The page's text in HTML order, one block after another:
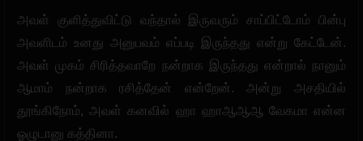
அவள் குளித்துவிட்டு வந்தால் இருவரும் சாப்பிட்டோம் பின்பு
அவளிடம் உனது அனுபவம் எப்படி இருந்தது என்று கேட்டேன்.
அவள் முகம் சிரித்தவாறே நன்றாக இருந்தது என்றால் நானும்
ஆமாம் நன்றாக ரசித்தேன் என்றேன். அன்று அசதியில்
தூங்கிநோம், அவள் கனவில் ஹா ஹாஆஆஆ வேகமா என்ன
ஓழுடானு கத்தினா.